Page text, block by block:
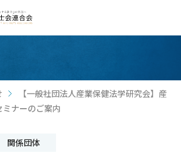
【一般社団法人産業保健法学研究会】産
ナーのご案内
関係団体